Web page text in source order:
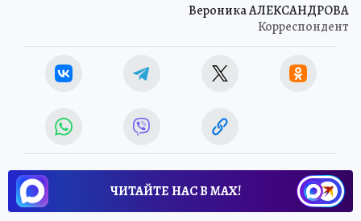
Вероника АЛЕКСАНДРОВА
Корреспондент
ЧИТАЙТЕ НАС В МАХ!